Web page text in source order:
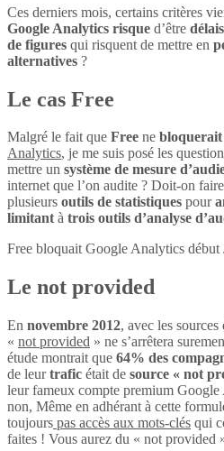
Ces derniers mois, certains critères
Google Analytics risque d’être
de figures qui risquent de mettre en
alternatives ?
Le cas Free
Malgré le fait que Free ne bloquerait
Analytics, je me suis posé les
mettre un système de mesure
internet que l’on audite ? Doit-on
plusieurs outils de statistiques pour
limitantà trois outils d’analyse
Free bloquait Google Analytics début
Le not provided
En novembre 2012, avec les sources
« not provided » ne s’arrêtera
étude montrait que 64% des
de leurtrafic était de source « not
leur fameux compte premium
non, Même en adhérant à cette
toujours pas accès aux mots-clés qui
faites ! Vous aurez du « not provided